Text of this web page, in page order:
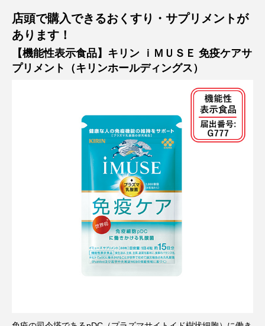
店頭で購入できるおくすり・サプリメントが
あります！
【機能性表示食品】キリン ｉＭＵＳＥ 免疫ケアサ
プリメント（キリンホールディングス）